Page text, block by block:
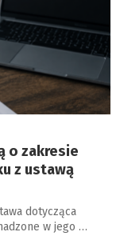
o zakresie
z ustawą
dotycząca
w jego …